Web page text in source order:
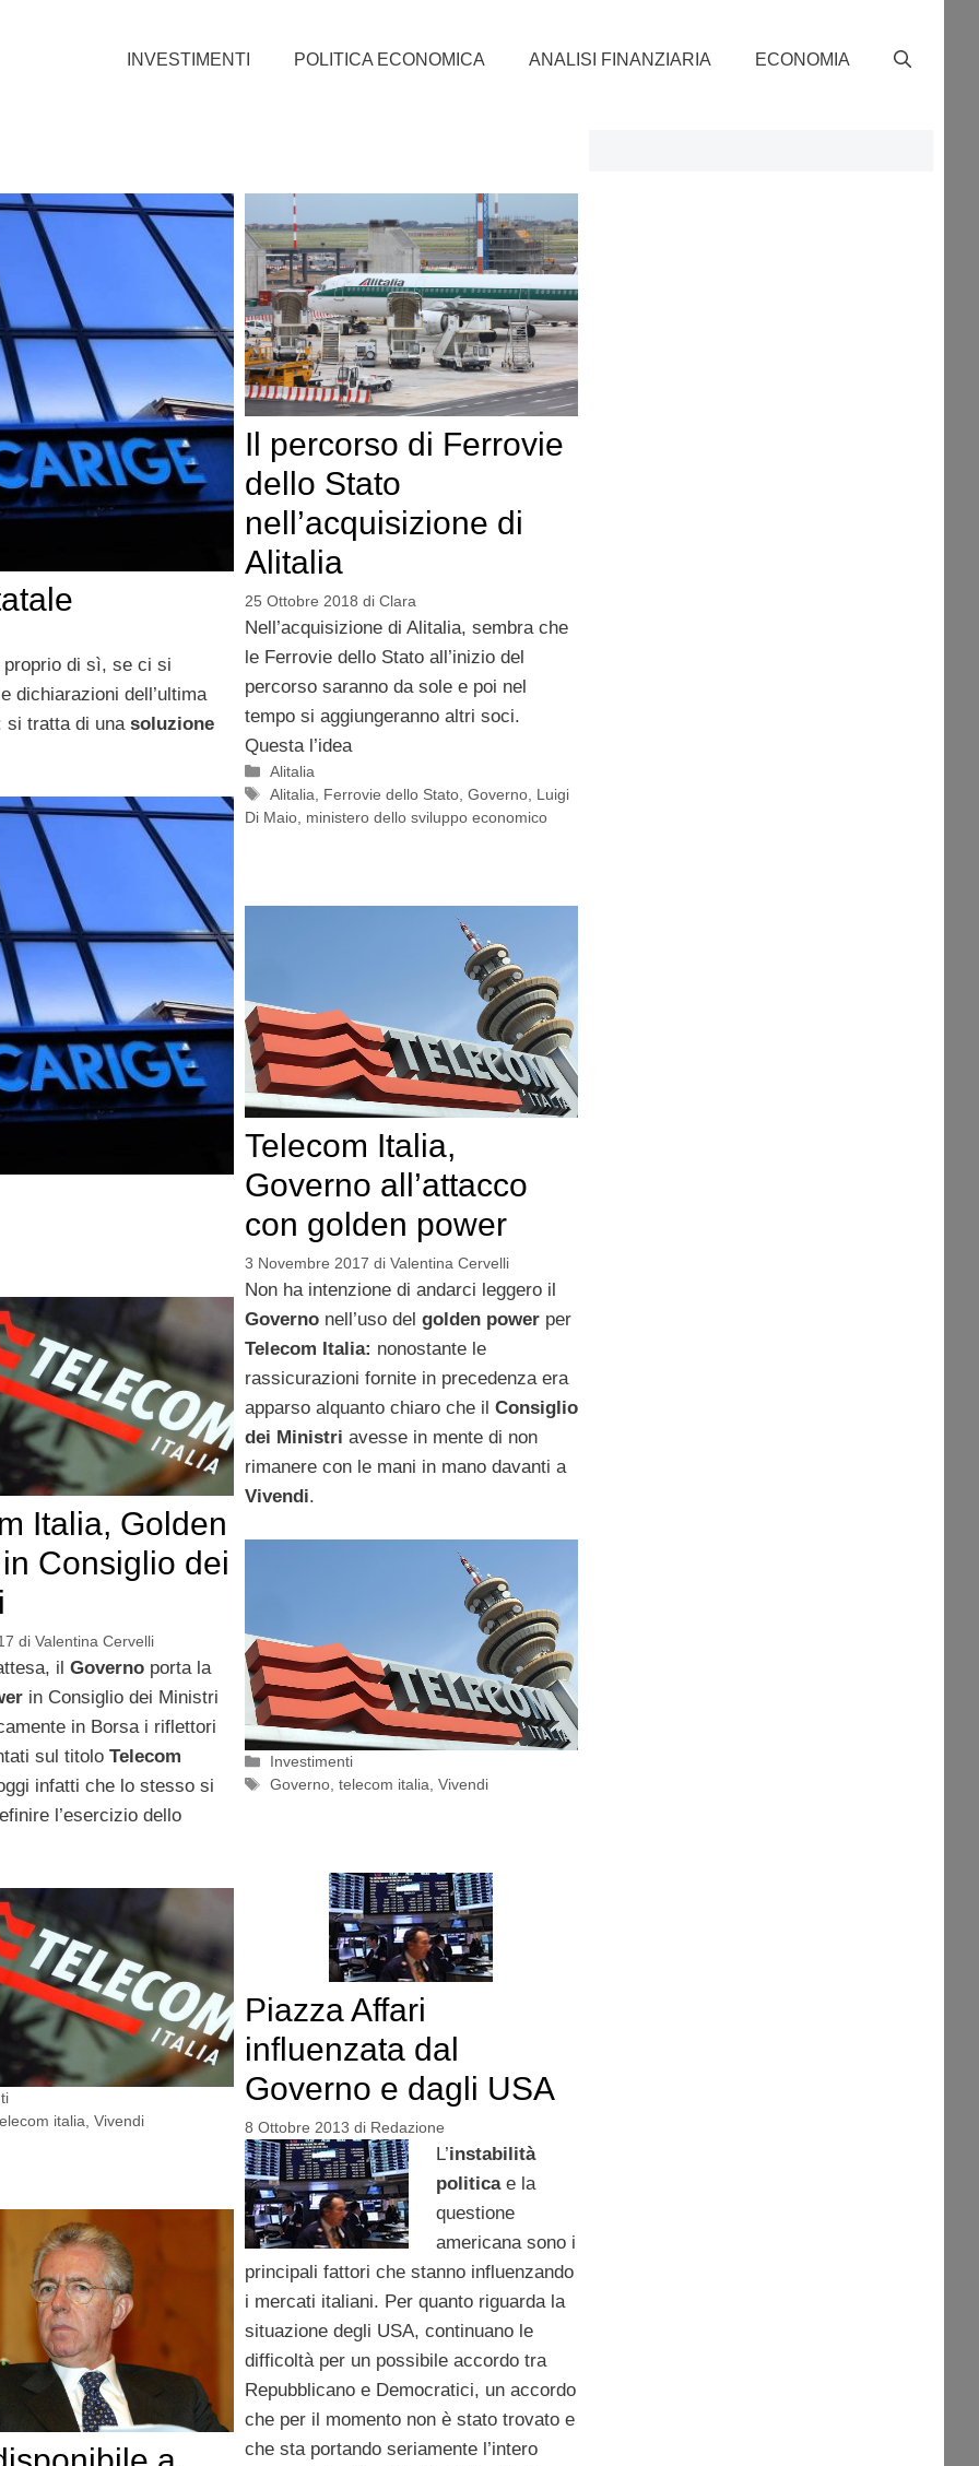
INVESTIMENTI POLITICA ECONOMICA ANALISI FINANZIARIA ECONOMIA
proprio di sì, se ci si
dichiarazioni dell’ultima
si tratta di una soluzione
Il percorso di Ferrovie
dello Stato
nell’acquisizione di
Alitalia
25 Ottobre 2018 di Clara
Nell’acquisizione di Alitalia, sembra che
le Ferrovie dello Stato all’inizio del
percorso saranno da sole e poi nel
tempo si aggiungeranno altri soci.
Questa l’idea
Categorie
Alitalia
Tag
Alitalia Ferrovie dello Stato ,Governo Luigi
Di Maio, ministero dello sviluppo economico
Telecom Italia,
Governo all’attacco
con golden power
3 Novembre 2017 di Valentina Cervelli
Non ha intenzione di andarci leggero il
Governonell’uso del golden power per
Telecom Italia: nonostante le
rassicurazioni fornite in precedenza era
apparso alquanto chiaro che il Consiglio
dei Ministri avesse in mente di non
rimanere con le mani in mano davanti a
Vivendi.
Categorie
Investimenti
Tag
Governo ,telecom italia ,Vivendi
Italia, Golden
Consiglio dei
di Valentina Cervelli
il Governoporta la
in Consiglio dei Ministri
in Borsa i riflettori
sul titoloTelecom
infatti che lo stesso si
l’esercizio dello
italia,Vivendi
Piazza Affari
influenzata dal
Governo e dagli USA
8 Ottobre 2013 di Redazione
L’instabilità
politicae la
questione
americana sono i
principali fattori che stanno influenzando
i mercati italiani. Per quanto riguarda la
situazione degli USA, continuano le
difficoltà per un possibile accordo tra
Repubblicano e Democratici, un accordo
che per il momento non è stato trovato e
che sta portando seriamente l’intero